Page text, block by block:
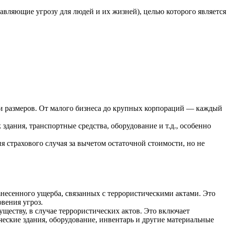
угрозу для людей и их жизней), целью которого является
и размеров. От малого бизнеса до крупных корпораций — каждый
транспортные средства, оборудование и т.д., особенно
случая за вычетом остаточной стоимости, но не
ущерба, связанных с террористическими актами. Это
угроз.
в случае террористических актов. Это включает
здания, оборудование, инвентарь и другие материальные